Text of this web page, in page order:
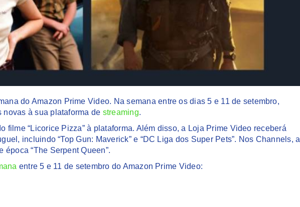
do Amazon Prime Video. Na semana entre os dias 5 e 11 de setembro,
à sua plataforma de streaming.
filme “Licorice Pizza” à plataforma. Além disso, a Loja Prime Video receberá
incluindo “Top Gun: Maverick” e “DC Liga dos Super Pets”. Nos Channels, a
“The Serpent Queen”.
entre 5 e 11 de setembro do Amazon Prime Video: